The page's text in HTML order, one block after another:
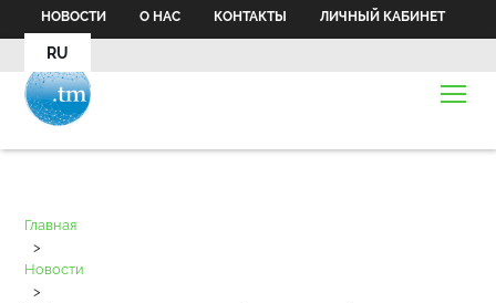
НОВОСТИ О НАС КОНТАКТЫ ЛИЧНЫЙ КАБИНЕТ
RU
Главная
>
Новости
>